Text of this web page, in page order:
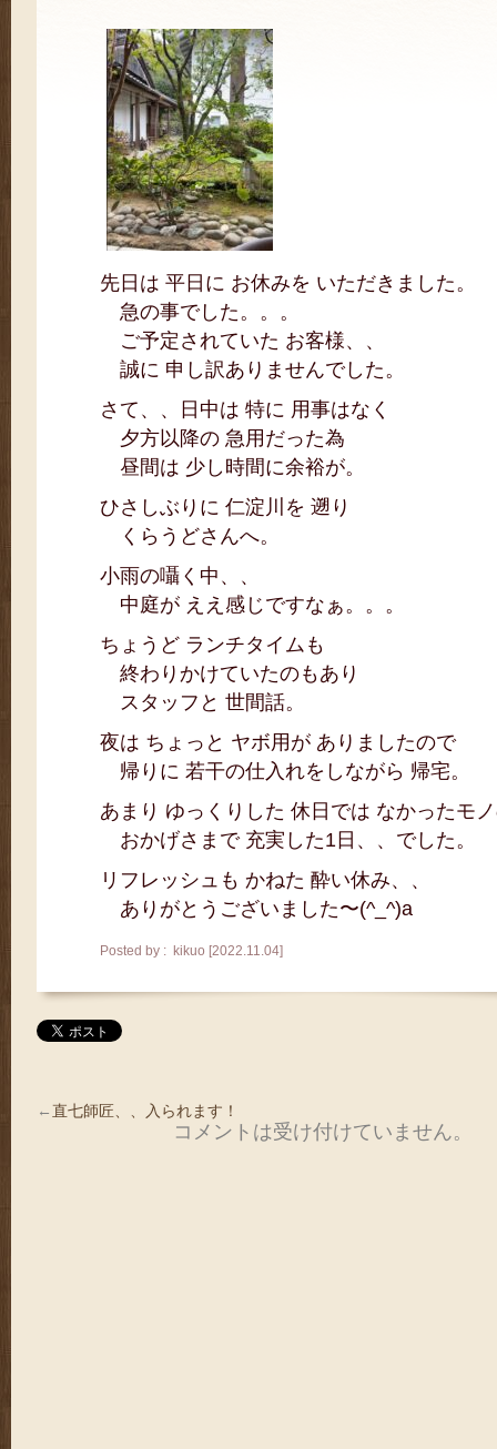
先日は 平日に お休みを いただきました。
急の事でした。。。
ご予定されていた お客様、、
誠に 申し訳ありませんでした。
さて、、日中は 特に 用事はなく
夕方以降の 急用だった為
昼間は 少し時間に余裕が。
ひさしぶりに 仁淀川を 遡り
くらうどさんへ。
小雨の囁く中、、
中庭が ええ感じですなぁ。。。
ちょうど ランチタイムも
終わりかけていたのもあり
スタッフと 世間話。
夜は ちょっと ヤボ用が ありましたので
帰りに 若干の仕入れをしながら 帰宅。
あまり ゆっくりした 休日では なかったモ
おかげさまで 充実した1日、、でした。
リフレッシュも かねた 酔い休み、、
ありがとうございました〜(^_^)a
Posted by : kikuo [2022.11.04]
←直七師匠、、入られます！
コメントは受け付けていません。